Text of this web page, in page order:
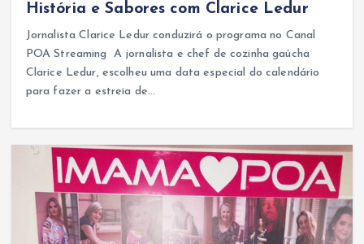
História e Sabores com Clarice Ledur
Jornalista Clarice Ledur conduzirá o programa no Canal
POA Streaming A jornalista e chef de cozinha gaúcha
Clarice Ledur, escolheu uma data especial do calendário
para fazer a estreia de…